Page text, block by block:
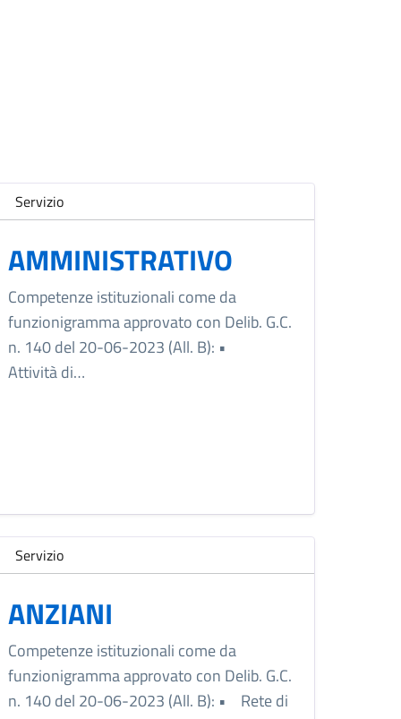
Servizio
AMMINISTRATIVO
Competenze istituzionali come da
funzionigramma approvato con Delib. G.C.
n. 140 del 20-06-2023 (All. B): •
Attività di…
Servizio
ANZIANI
Competenze istituzionali come da
funzionigramma approvato con Delib. G.C.
n. 140 del 20-06-2023 (All. B): • Rete di